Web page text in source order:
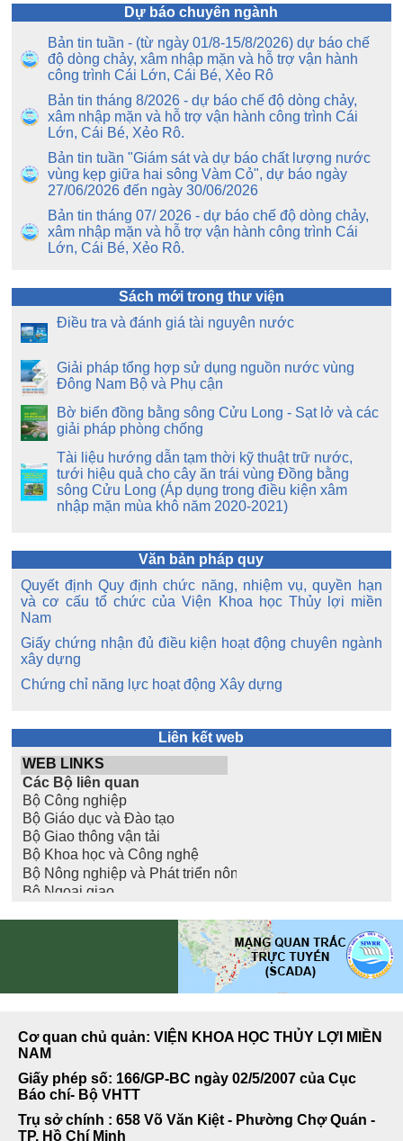
Dự báo chuyên ngành
Bản tin tuần - (từ ngày 01/8-15/8/2026) dự báo chế
độ dòng chảy, xâm nhập mặn và hỗ trợ vận hành
công trình Cái Lớn, Cái Bé, Xẻo Rô
Bản tin tháng 8/2026 - dự báo chế độ dòng chảy,
xâm nhập mặn và hỗ trợ vận hành công trình Cái
Lớn, Cái Bé, Xẻo Rô.
Bản tin tuần "Giám sát và dự báo chất lượng nước
vùng kẹp giữa hai sông Vàm Cỏ", dự báo ngày
27/06/2026 đến ngày 30/06/2026
Bản tin tháng 07/ 2026 - dự báo chế độ dòng chảy,
xâm nhập mặn và hỗ trợ vận hành công trình Cái
Lớn, Cái Bé, Xẻo Rô.
Sách mới trong thư viện
Điều tra và đánh giá tài nguyên nước
Giải pháp tổng hợp sử dụng nguồn nước vùng
Đông Nam Bộ và Phụ cận
Bờ biển đồng bằng sông Cửu Long - Sạt lở và các
giải pháp phòng chống
Tài liệu hướng dẫn tạm thời kỹ thuật trữ nước,
tưới hiệu quả cho cây ăn trái vùng Đồng bằng
sông Cửu Long (Áp dụng trong điều kiện xâm
nhập mặn mùa khô năm 2020-2021)
Văn bản pháp quy
Quyết định Quy định chức năng, nhiệm vụ, quyền hạn
và cơ cấu tổ chức của Viện Khoa học Thủy lợi miền
Nam
Giấy chứng nhận đủ điều kiện hoạt động chuyên ngành
xây dựng
Chứng chỉ năng lực hoạt động Xây dựng
Liên kết web
Cơ quan chủ quản: VIỆN KHOA HỌC THỦY LỢI MIỀN
NAM
Giấy phép số: 166/GP-BC ngày 02/5/2007 của Cục
Báo chí- Bộ VHTT
Trụ sở chính : 658 Võ Văn Kiệt - Phường Chợ Quán -
TP. Hồ Chí Minh